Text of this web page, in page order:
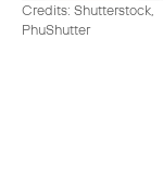
Credits: Shutterstock,
PhuShutter